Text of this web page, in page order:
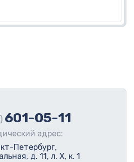
601-05-11
адрес:
Петербург,
д. 11, л. Х, к. 1